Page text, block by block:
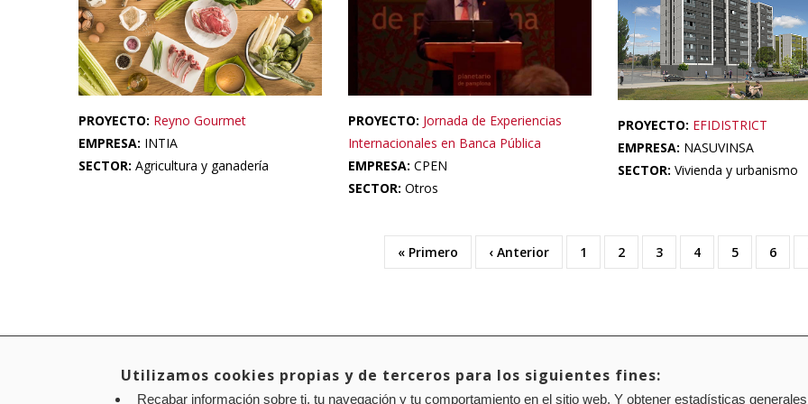
PROYECTO: Reyno Gourmet
EMPRESA: INTIA
SECTOR: Agricultura y ganadería
PROYECTO: Jornada de Experiencias
Internacionales en Banca Pública
EMPRESA: CPEN
SECTOR: Otros
PROYECTO: EFIDISTRICT
EMPRESA: NASUVINSA
SECTOR: Vivienda y urbanismo
Primera
página
« Primero
Página
anterior
‹ Anterior Page
1 Page
2 Page
3 Page
4 Page
5 Page
6
Aviso legal Política de privacidad Política de cookies Mapa web Configuración de cookies
Utilizamos cookies propias y de terceros para los siguientes fines:
Recabar información sobre ti, tu navegación y tu comportamiento en el sitio web. Y obtener estadísticas